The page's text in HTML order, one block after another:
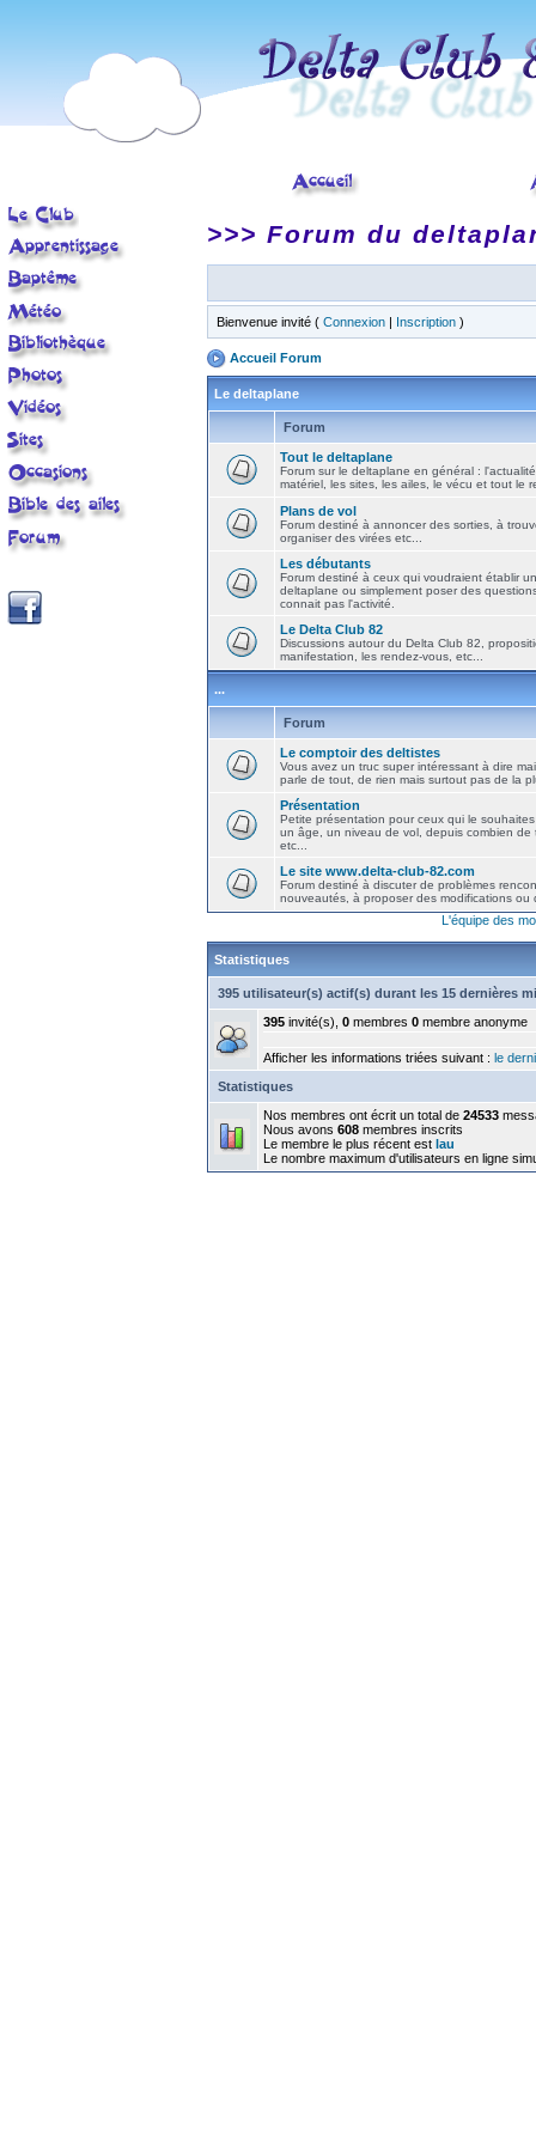
>>> Forum du
Bienvenue invité ( Connexion | Inscription )
Accueil Forum
Le deltaplane
Forum
Tout le deltaplane
Forum sur le deltaplane en général :
matériel, les sites, les ailes, le vécu et tout le
Plans de vol
Forum destiné à annoncer des sorties, à
organiser des virées etc...
Les débutants
Forum destiné à ceux qui voudraient établir
deltaplane ou simplement poser des
connait pas l'activité.
Le Delta Club 82
Discussions autour du Delta Club 82,
manifestation, les rendez-vous, etc...
...
Forum
Le comptoir des deltistes
Vous avez un truc super intéressant à dire
parle de tout, de rien mais surtout pas de la
Présentation
Petite présentation pour ceux qui le
un âge, un niveau de vol, depuis combien de
etc...
Le site www.delta-club-82.com
Forum destiné à discuter de problèmes
nouveautés, à proposer des modifications ou
L'équipe des
Statistiques
395 utilisateur(s) actif(s) durant les 15 dernières
395 invité(s), 0 membres 0 membre anonyme
Afficher les informations triées suivant : le
Statistiques
Nos membres ont écrit un total de 24533
Nous avons 608 membres inscrits
Le membre le plus récent est lau
Le nombre maximum d'utilisateurs en ligne